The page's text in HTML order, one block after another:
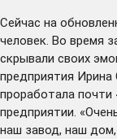
Сейчас на
человек. Во время
скрывали своих
предприятия Ирина
проработала почти
предприятии.
наш завод, наш